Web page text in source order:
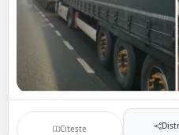
Citește